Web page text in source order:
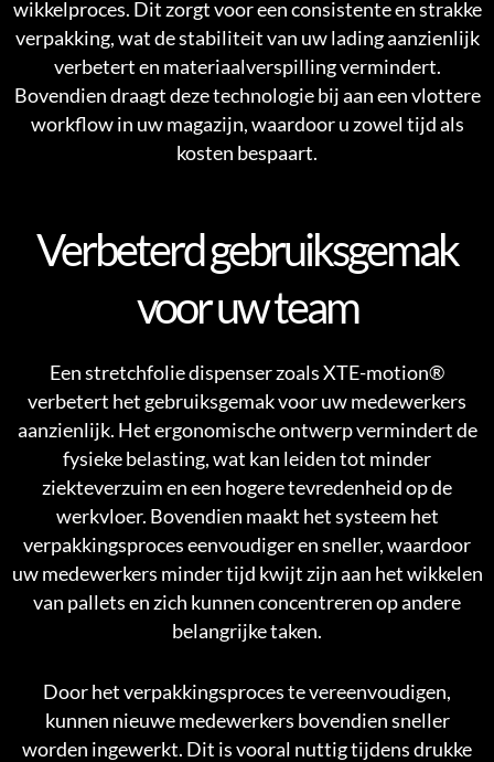
wikkelproces. Dit zorgt voor een consistente en strakke
verpakking, wat de stabiliteit van uw lading aanzienlijk
verbetert en materiaalverspilling vermindert.
Bovendien draagt deze technologie bij aan een vlottere
workflow in uw magazijn, waardoor u zowel tijd als
kosten bespaart.
Verbeterd gebruiksgemak
voor uw team
Een stretchfolie dispenser zoals XTE-motion®
verbetert het gebruiksgemak voor uw medewerkers
aanzienlijk. Het ergonomische ontwerp vermindert de
fysieke belasting, wat kan leiden tot minder
ziekteverzuim en een hogere tevredenheid op de
werkvloer. Bovendien maakt het systeem het
verpakkingsproces eenvoudiger en sneller, waardoor
uw medewerkers minder tijd kwijt zijn aan het wikkelen
van pallets en zich kunnen concentreren op andere
belangrijke taken.
Door het verpakkingsproces te vereenvoudigen,
kunnen nieuwe medewerkers bovendien sneller
worden ingewerkt. Dit is vooral nuttig tijdens drukke